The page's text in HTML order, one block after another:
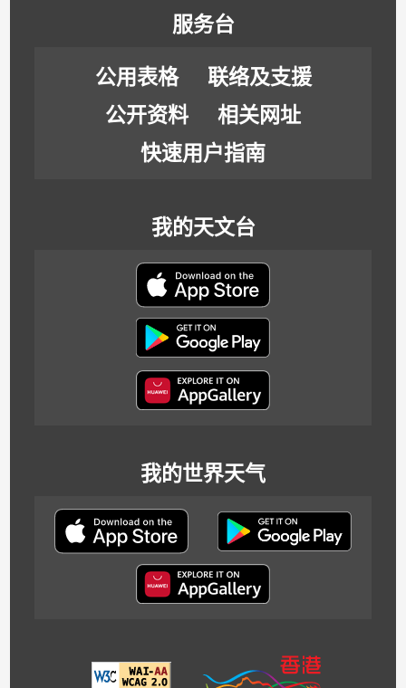
服务台
公用表格
联络及支援
公开资料
相关网址
快速用户指南
我的天文台
我的世界天气